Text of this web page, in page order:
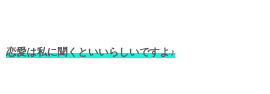
恋愛は私に聞くといいらしいですよ♪